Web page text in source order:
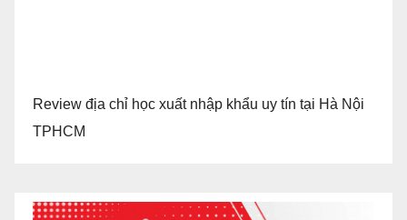
Review địa chỉ học xuất nhập khẩu uy tín tại Hà Nội
TPHCM